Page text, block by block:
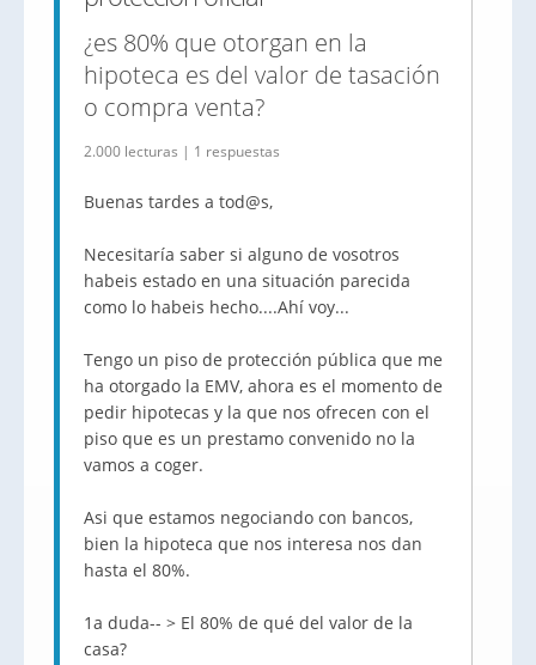
¿es 80% que otorgan en la
hipoteca es del valor de tasación
o compra venta?
2.000 lecturas | 1 respuestas
Buenas tardes a tod@s,
Necesitaría saber si alguno de vosotros
habeis estado en una situación parecida
como lo habeis hecho....Ahí voy...
Tengo un piso de protección pública que me
ha otorgado la EMV, ahora es el momento de
pedir hipotecas y la que nos ofrecen con el
piso que es un prestamo convenido no la
vamos a coger.
Asi que estamos negociando con bancos,
bien la hipoteca que nos interesa nos dan
hasta el 80%.
1a duda-- > El 80% de qué del valor de la
casa?